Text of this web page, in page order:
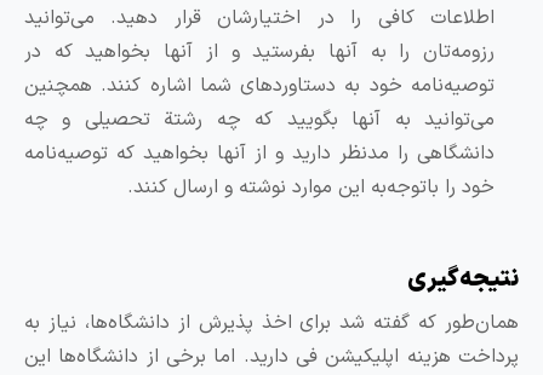
اطلاعات کافی را در اختیارشان قرار دهید. می‌توانید
رزومه‌تان را به آنها بفرستید و از آنها بخواهید که در
توصیه‌نامه خود به دستاوردهای شما اشاره کنند. همچنین
می‌توانید به آنها بگویید که چه رشتة تحصیلی و چه
دانشگاهی را مدنظر دارید و از آنها بخواهید که توصیه‌نامه
خود را باتوجه‌به این موارد نوشته و ارسال کنند.
که گفته شد برای اخذ پذیرش از دانشگاه‌ها، نیاز به
هزینه اپلیکیشن فی دارید. اما برخی از دانشگاه‌ها این